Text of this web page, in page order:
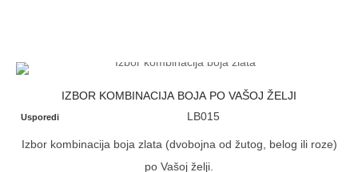
IZBOR KOMBINACIJA BOJA PO VAŠOJ ŽELJI
Usporedi LB015
Izbor kombinacija boja zlata (dvobojna od žutog, belog ili roze)
po Vašoj želji.